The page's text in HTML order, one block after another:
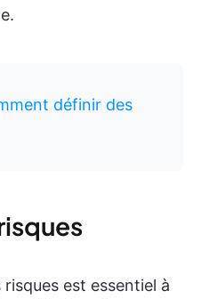
définir des
est essentiel à